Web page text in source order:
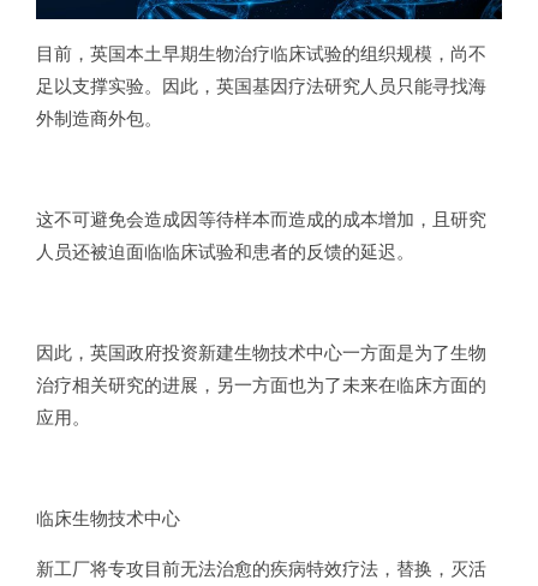
目前，英国本土早期生物治疗临床试验的组织规模，尚不
足以支撑实验。因此，英国基因疗法研究人员只能寻找海
外制造商外包。
这不可避免会造成因等待样本而造成的成本增加，且研究
人员还被迫面临临床试验和患者的反馈的延迟。
因此，英国政府投资新建生物技术中心一方面是为了生物
治疗相关研究的进展，另一方面也为了未来在临床方面的
应用。
临床生物技术中心
新工厂将专攻目前无法治愈的疾病特效疗法，替换，灭活